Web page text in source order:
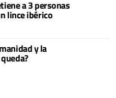
a 3 personas
lince ibérico
y la